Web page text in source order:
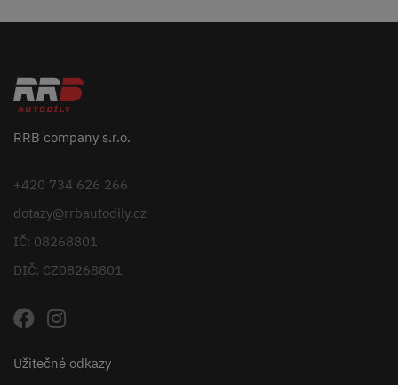
RRB company s.r.o.
+420 734 626 266
dotazy@rrbautodily.cz
IČ: 08268801
DIČ: CZ08268801
Užitečné odkazy